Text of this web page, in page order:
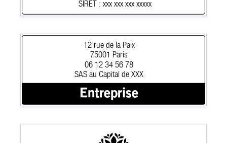
SIRET : xxx xxx xxx xxxxx
06 12 34 56 78
SAS au Capital de XXX
12 rue de la Paix
75001 Paris
Entreprise